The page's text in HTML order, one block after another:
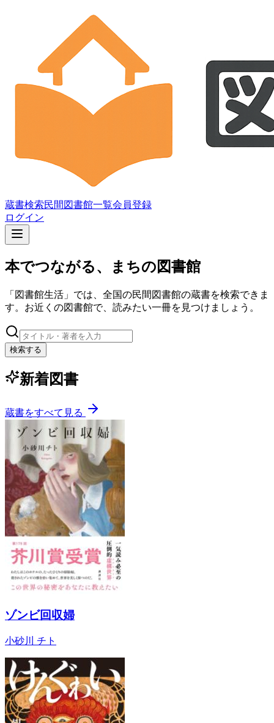
蔵書検索民間図書館一覧会員登録
ログイン
本でつながる、 まちの図書館
「図書館生活」では、全国の民間図書館の蔵書を検索できま
す。お近くの図書館で、読みたい一冊を見つけましょう。
検索する
新着図書
蔵書をすべて見る
ゾンビ回収婦
小砂川 チト